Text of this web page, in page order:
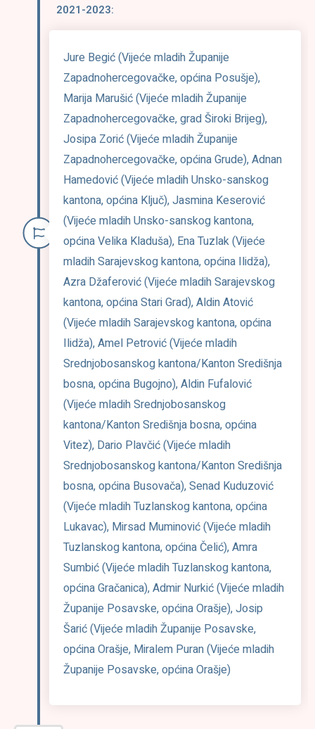
2021-2023:
Jure Begić (Vijeće mladih Županije
Zapadnohercegovačke, općina Posušje),
Marija Marušić (Vijeće mladih Županije
Zapadnohercegovačke, grad Široki Brijeg),
Josipa Zorić (Vijeće mladih Županije
Zapadnohercegovačke, općina Grude), Adnan
Hamedović (Vijeće mladih Unsko-sanskog
kantona, općina Ključ), Jasmina Keserović
(Vijeće mladih Unsko-sanskog kantona,
općina Velika Kladuša), Ena Tuzlak (Vijeće
mladih Sarajevskog kantona, općina Ilidža),
Azra Džaferović (Vijeće mladih Sarajevskog
kantona, općina Stari Grad), Aldin Atović
(Vijeće mladih Sarajevskog kantona, općina
Ilidža), Amel Petrović (Vijeće mladih
Srednjobosanskog kantona/Kanton Središnja
bosna, općina Bugojno), Aldin Fufalović
(Vijeće mladih Srednjobosanskog
kantona/Kanton Središnja bosna, općina
Vitez), Dario Plavčić (Vijeće mladih
Srednjobosanskog kantona/Kanton Središnja
bosna, općina Busovača), Senad Kuduzović
(Vijeće mladih Tuzlanskog kantona, općina
Lukavac), Mirsad Muminović (Vijeće mladih
Tuzlanskog kantona, općina Čelić), Amra
Sumbić (Vijeće mladih Tuzlanskog kantona,
općina Gračanica), Admir Nurkić (Vijeće mladih
Županije Posavske, općina Orašje), Josip
Šarić (Vijeće mladih Županije Posavske,
općina Orašje, Miralem Puran (Vijeće mladih
Županije Posavske, općina Orašje)